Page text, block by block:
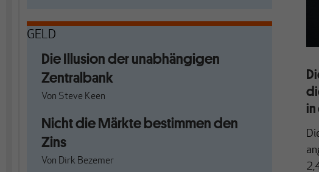
GELD
Die Illusion der unabhängigen
Zentralbank
Von Steve Keen
Nicht die Märkte bestimmen den
Zins
Von Dirk Bezemer
in